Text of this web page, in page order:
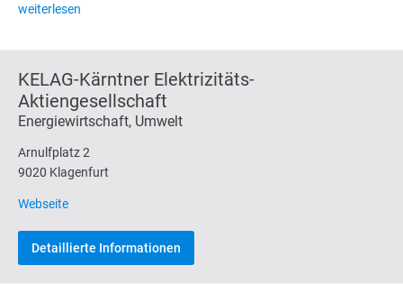
weiterlesen
KELAG-Kärntner Elektrizitäts-
Aktiengesellschaft
Energiewirtschaft, Umwelt
Arnulfplatz 2
9020 Klagenfurt
Webseite
Detaillierte Informationen